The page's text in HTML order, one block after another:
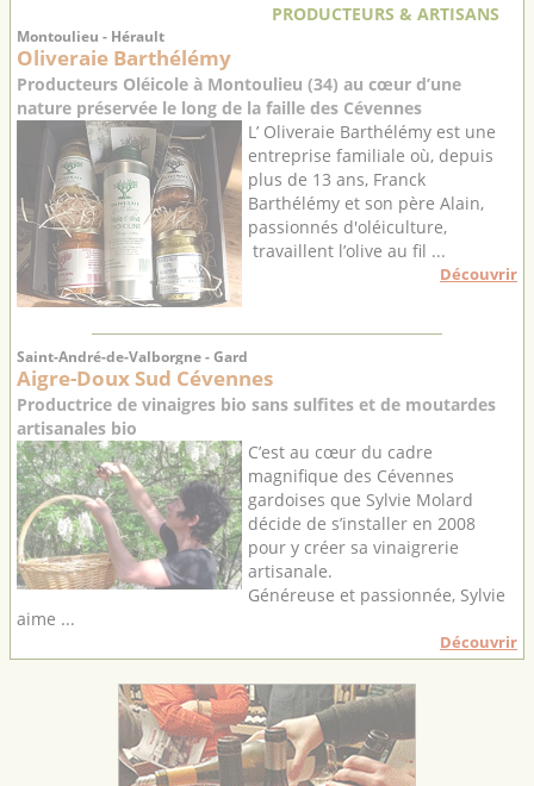
PRODUCTEURS & ARTISANS
Montoulieu - Hérault
Oliveraie Barthélémy
Producteurs Oléicole à Montoulieu (34) au cœur d’une
nature préservée le long de la faille des Cévennes
L’ Oliveraie Barthélémy est une
entreprise familiale où, depuis
plus de 13 ans, Franck
Barthélémy et son père Alain,
passionnés d'oléiculture,
travaillent l’olive au fil ...
Découvrir
Saint-André-de-Valborgne - Gard
Aigre-Doux Sud Cévennes
Productrice de vinaigres bio sans sulfites et de moutardes
artisanales bio
C’est au cœur du cadre
magnifique des Cévennes
gardoises que Sylvie Molard
décide de s’installer en 2008
pour y créer sa vinaigrerie
artisanale.
Généreuse et passionnée, Sylvie
aime ...
Découvrir